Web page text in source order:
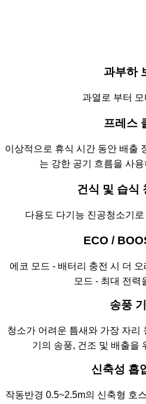
과부하
과열로 부터
프레스
이상적으로 휴식 시간 동안 배출
는 강한 공기 흐름을 사
건식 및 습식
다용도 다기능 진공청소기
ECO /
에코 모드 - 배터리 충전 시 더
모드 - 최대 전력
송풍
청소가 어려운 틈새와 가장 자리
기의 송풍, 건조 및 배출을
신축성 흡
작동반경 0.5~2.5m의 신축형 호